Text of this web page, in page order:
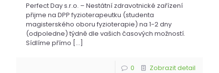
Perfect Day s.r.o. – Nestátní zdravotnické zařízení
přijme na DPP fyzioterapeutku (studenta
magisterského oboru fyzioterapie) na 1-2 dny
(odpoledne) týdně dle vašich časových možností.
Sídlíme přímo […]
0 Zobrazit detail